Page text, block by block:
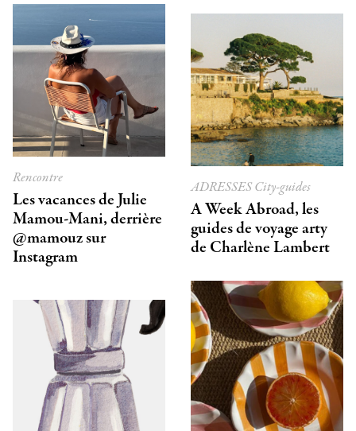
Rencontre
Les vacances de Julie
Mamou-Mani, derrière
@mamouz sur
Instagram
ADRESSESCity-guides
A Week Abroad, les
guides de voyage arty
de Charlène Lambert